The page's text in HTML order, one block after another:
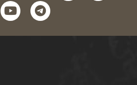
youtubetelegram